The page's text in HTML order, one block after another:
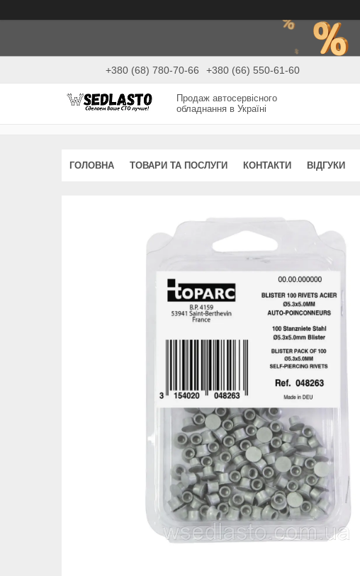
+380 (68) 780-70-66 +380 (66) 550-61-60
Продаж автосервісного
обладнання в Україні
ГОЛОВНА ТОВАРИ ТА ПОСЛУГИ КОНТАКТИ ВІДГУКИ